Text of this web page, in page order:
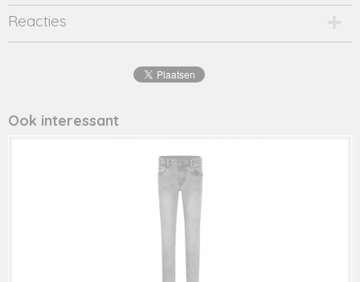
Productcode
y108-6624-16751
Productcode leverancier
Reacties
Ook interessant